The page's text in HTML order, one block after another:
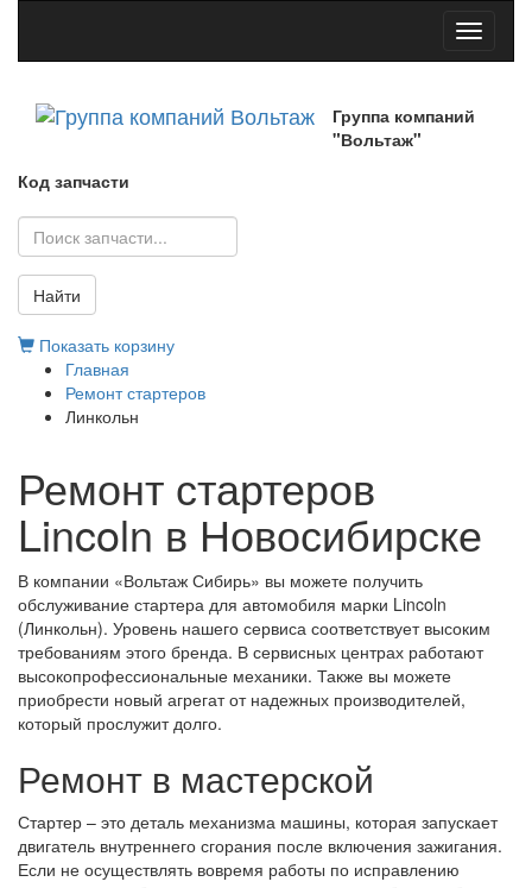
Toggle
Группа компаний
"Вольтаж"
Код запчасти
Найти
Показать корзину
Главная
Ремонт стартеров
Линкольн
Ремонт стартеров
Lincoln в Новосибирске
В компании «Вольтаж Сибирь» вы можете получить
обслуживание стартера для автомобиля марки Lincoln
(Линкольн). Уровень нашего сервиса соответствует высоким
требованиям этого бренда. В сервисных центрах работают
высокопрофессиональные механики. Также вы можете
приобрести новый агрегат от надежных производителей,
который прослужит долго.
Ремонт в мастерской
Стартер – это деталь механизма машины, которая запускает
двигатель внутреннего сгорания после включения зажигания.
Если не осуществлять вовремя работы по исправлению